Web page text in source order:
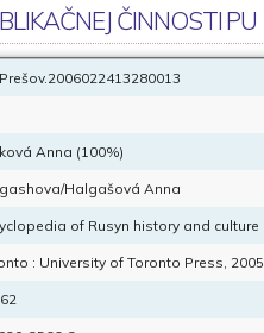
ČINNOSTI PU
Anna (100%)
Halgašová Anna
of Rusyn history and culture
: University of Toronto Press, 2005